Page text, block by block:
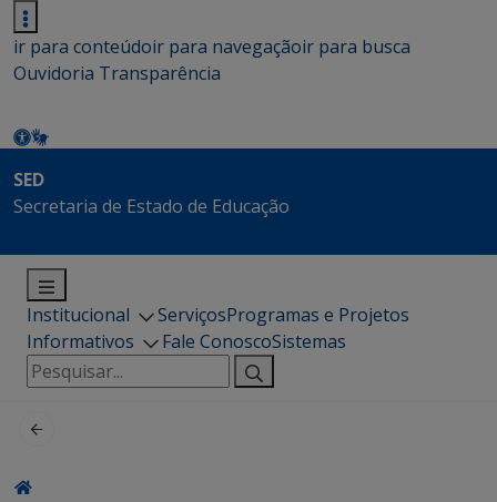
ir para conteúdoir para navegaçãoir para busca
Ouvidoria Transparência
SED
Secretaria de Estado de Educação
Institucional ServiçosProgramas e Projetos
Informativos
Fale ConoscoSistemas
Pesquisar
por: